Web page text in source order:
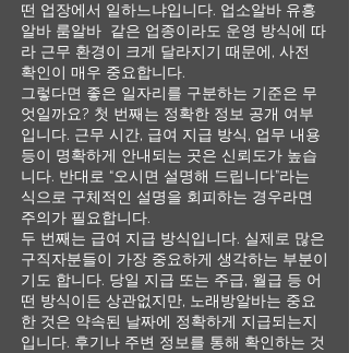
떤 업장에서 일하느냐입니다. 업소알바 유흥
알바 룸알바 같은 업종이라도 운영 방식에 따
라 근무 환경이 크게 달라지기 때문에, 사전
확인이 매우 중요합니다.
그렇다면 좋은 일자리를 구분하는 기준은 무
엇일까요? 첫 번째는 정확한 정보 공개 여부
입니다. 근무 시간, 급여 지급 방식, 업무 내용
등이 명확하게 안내되는 곳은 신뢰도가 높습
니다. 반대로 “오시면 설명해 드립니다”라는
식으로 구체적인 설명을 회피하는 경우라면
주의가 필요합니다.
두 번째는 급여 지급 방식입니다. 실제로 많은
구직자분들이 가장 중요하게 생각하는 부분이
기도 합니다. 당일 지급 또는 주급, 월급 등 어
떤 방식이든 상관없지만, 노래방알바는 중요
한 것은 약속된 날짜에 정확하게 지급되는지
입니다. 후기나 주변 정보를 통해 확인하는 것